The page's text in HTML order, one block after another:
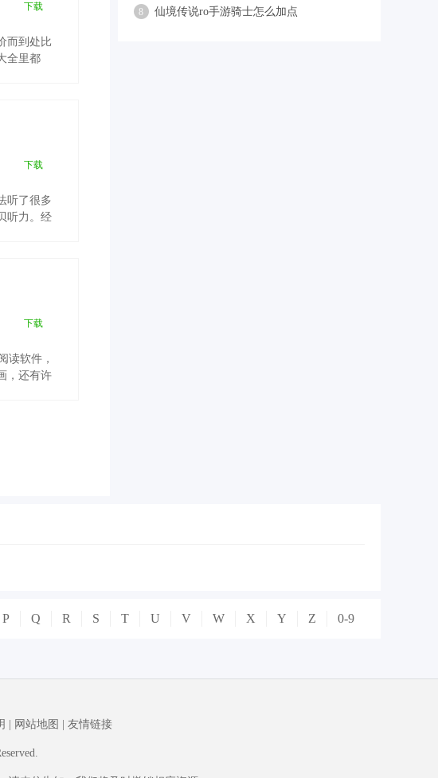
下载
而到处比
全里都
下载
听了很多
听力。经
下载
读软件，
，还有许
8 仙境传说ro手游骑士怎么加点
P Q R S T U V W X Y Z 0-9
网站地图 友情链接